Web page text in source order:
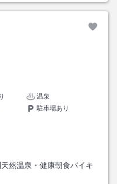
温泉
駐車場あり
然温泉・健康朝食バイキ